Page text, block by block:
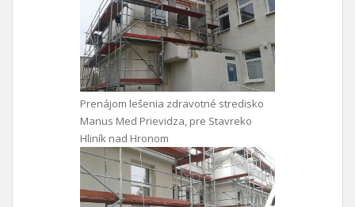
Prenájom lešenia zdravotné stredisko
Manus Med Prievidza, pre Stavreko
Hliník nad Hronom